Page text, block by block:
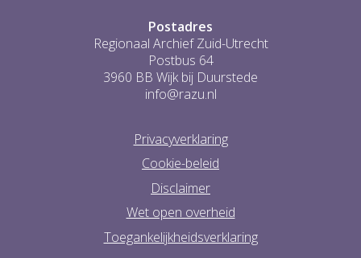
Postadres
Regionaal Archief Zuid-Utrecht
Postbus 64
3960 BB Wijk bij Duurstede
info@razu.nl
Privacyverklaring
Cookie-beleid
Disclaimer
Wet open overheid
Toegankelijkheidsverklaring